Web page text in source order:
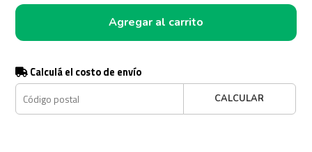
Agregar al carrito
Calculá el costo de envío
CALCULAR